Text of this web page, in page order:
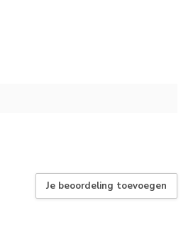
Je beoordeling toevoegen